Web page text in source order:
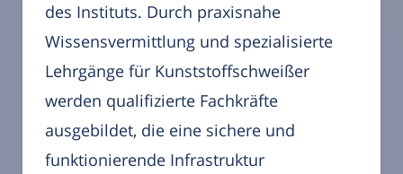
des Instituts. Durch praxisnahe
Wissensvermittlung und spezialisierte
Lehrgänge für Kunststoffschweißer
werden qualifizierte Fachkräfte
ausgebildet, die eine sichere und
funktionierende Infrastruktur